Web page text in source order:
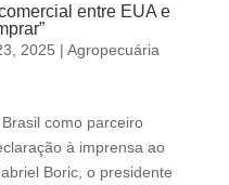
entre EUA e
2025 | Agropecuária
como parceiro
à imprensa ao
Boric, o presidente